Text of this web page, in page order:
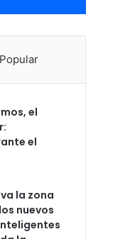
Popular
el
el
la zona
nuevos